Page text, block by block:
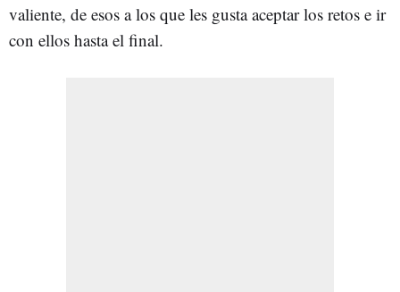
valiente, de esos a los que les gusta aceptar los retos e ir
con ellos hasta el final.